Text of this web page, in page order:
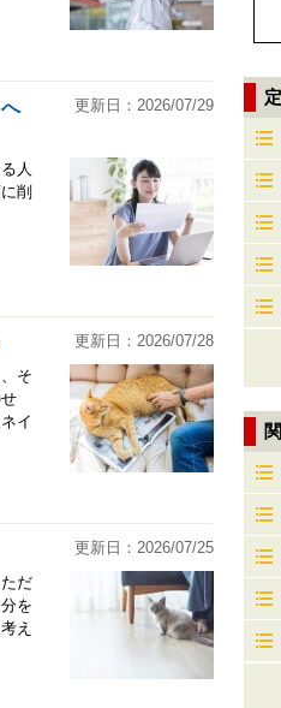
更新日：2026/07/29
人
削
更新日：2026/07/28
そ
イ
更新日：2026/07/25
だ
を
え